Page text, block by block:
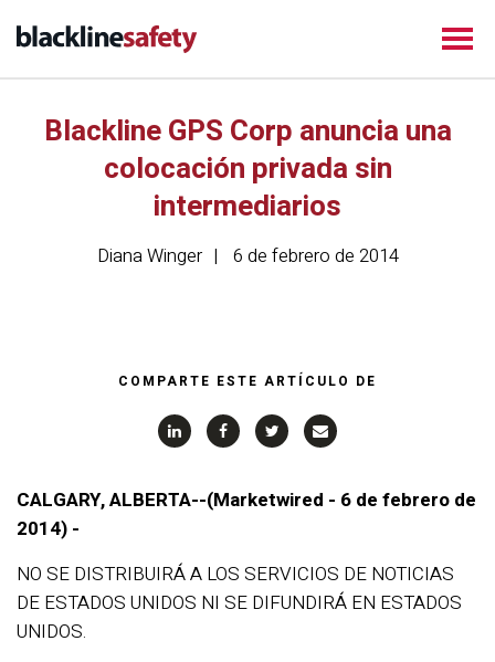
Blackline GPS Corp anuncia una
colocación privada sin
intermediarios
Diana Winger 6 de febrero de 2014
COMPARTE ESTE ARTÍCULO DE
CALGARY, ALBERTA--(Marketwired - 6 de febrero de
2014) -
NO SE DISTRIBUIRÁ A LOS SERVICIOS DE NOTICIAS
DE ESTADOS UNIDOS NI SE DIFUNDIRÁ EN ESTADOS
UNIDOS.